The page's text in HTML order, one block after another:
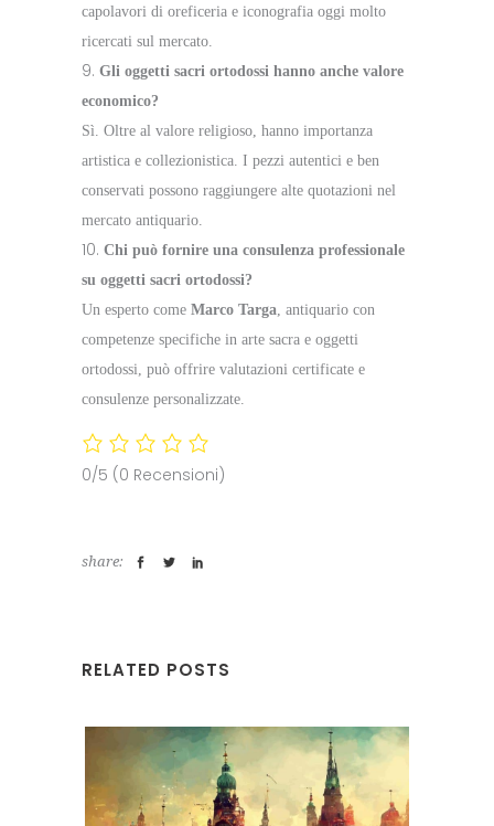
capolavori di oreficeria e iconografia oggi molto
ricercati sul mercato.
Gli oggetti sacri ortodossi hanno anche valore
economico?
Sì. Oltre al valore religioso, hanno importanza
artistica e collezionistica. I pezzi autentici e ben
conservati possono raggiungere alte quotazioni nel
mercato antiquario.
Chi può fornire una consulenza professionale
su oggetti sacri ortodossi?
Un esperto come Marco Targa, antiquario con
competenze specifiche in arte sacra e oggetti
ortodossi, può offrire valutazioni certificate e
consulenze personalizzate.
0/5 (0 Recensioni)
share:
RELATED POSTS